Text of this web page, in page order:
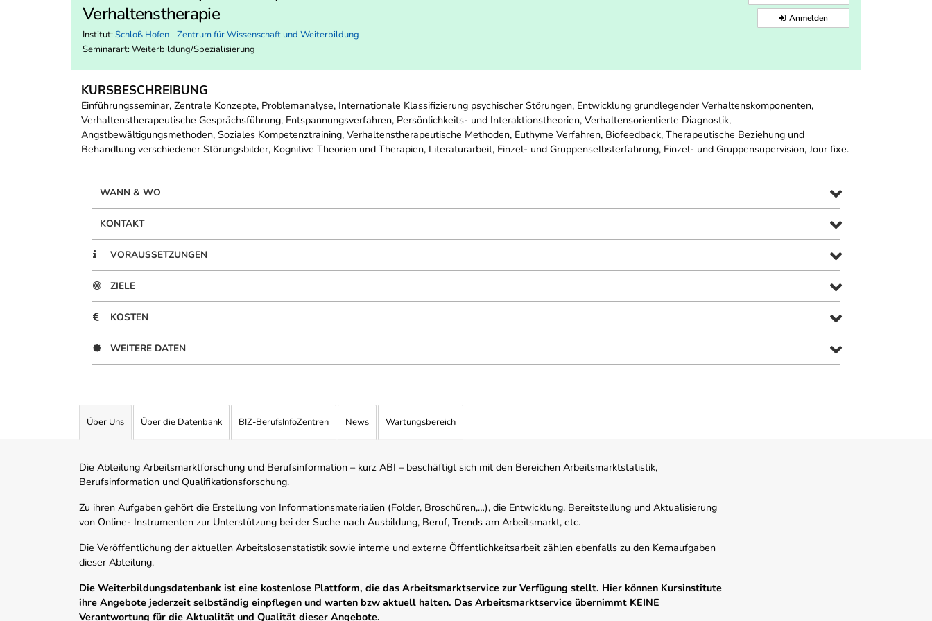
Verhaltenstherapie
Institut: Schloß Hofen - Zentrum für Wissenschaft und Weiterbildung
Seminarart: Weiterbildung/Spezialisierung
Anmelden
KURSBESCHREIBUNG
Einführungsseminar, Zentrale Konzepte, Problemanalyse, Internationale Klassifizierung psychischer Störungen, Entwicklung grundlegender Verhaltenskomponenten,
Verhaltenstherapeutische Gesprächsführung, Entspannungsverfahren, Persönlichkeits- und Interaktionstheorien, Verhaltensorientierte Diagnostik,
Angstbewältigungsmethoden, Soziales Kompetenztraining, Verhaltenstherapeutische Methoden, Euthyme Verfahren, Biofeedback, Therapeutische Beziehung und
Behandlung verschiedener Störungsbilder, Kognitive Theorien und Therapien, Literaturarbeit, Einzel- und Gruppenselbsterfahrung, Einzel- und Gruppensupervision, Jour fixe.
WANN & WO
KONTAKT
VORAUSSETZUNGEN
ZIELE
KOSTEN
WEITERE DATEN
Über Uns Über die Datenbank BIZ-BerufsInfoZentren News Wartungsbereich
Die Abteilung Arbeitsmarktforschung und Berufsinformation – kurz ABI – beschäftigt sich mit den Bereichen Arbeitsmarktstatistik,
Berufsinformation und Qualifikationsforschung.
Zu ihren Aufgaben gehört die Erstellung von Informationsmaterialien (Folder, Broschüren,…), die Entwicklung, Bereitstellung und Aktualisierung
von Online- Instrumenten zur Unterstützung bei der Suche nach Ausbildung, Beruf, Trends am Arbeitsmarkt, etc.
Die Veröffentlichung der aktuellen Arbeitslosenstatistik sowie interne und externe Öffentlichkeitsarbeit zählen ebenfalls zu den Kernaufgaben
dieser Abteilung.
Die Weiterbildungsdatenbank ist eine kostenlose Plattform, die das Arbeitsmarktservice zur Verfügung stellt. Hier können Kursinstitute
ihre Angebote jederzeit selbständig einpflegen und warten bzw aktuell halten. Das Arbeitsmarktservice übernimmt KEINE
Verantwortung für die Aktualität und Qualität dieser Angebote.